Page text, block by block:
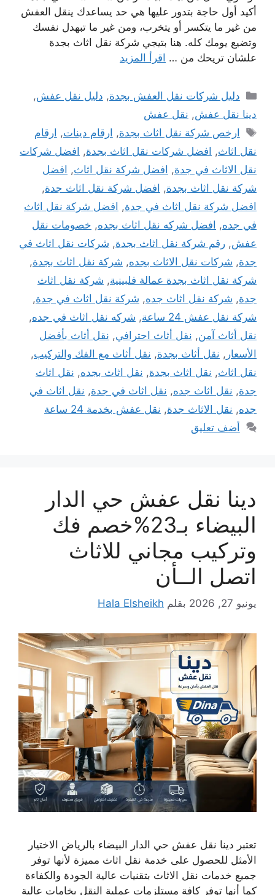
أكيد أول حاجة بتدور عليها هي حد يساعدك ينقل العفش
من غير ما يتكسر أو يتخرب، ومن غير ما تبهدل نفسك
وتضيع يومك كله. هنا بتيجي شركة نقل اثاث بجدة
علشان تريحك من … اقرأ المزيد
التصنيفات
دليل شركات نقل العفش بجدة, دليل نقل عفش,
دينا نقل عفش, نقل عفش
الوسوم
ارخص شركة نقل اثاث بجدة, ارقام دينات, ارقام
نقل اثاث, افضل شركات نقل اثاث بجدة, افضل شركات
نقل الاثاث في جدة, افضل شركة نقل اثاث, افضل
شركة نقل اثاث بجدة, افضل شركة نقل اثاث جدة,
افضل شركة نقل اثاث في جدة, افضل شركة نقل اثاث
في جده, افضل شركه نقل اثاث بجده, خصومات نقل
عفش, رقم شركة نقل اثاث بجدة, شركات نقل اثاث في
جدة, شركات نقل الاثاث بجده, شركة نقل اثاث بجدة,
شركة نقل اثاث بجدة عمالة فلبينية, شركة نقل اثاث
جدة, شركة نقل اثاث جده, شركة نقل اثاث في جدة,
شركة نقل عفش 24 ساعة
, شركه نقل اثاث في جده,
نقل أثاث آمن, نقل أثاث احترافي, نقل أثاث بأفضل
الأسعار , نقل أثاث بجدة, نقل أثاث مع الفك والتركيب,
نقل اثاث, نقل اثاث بجدة, نقل اثاث بجده, نقل اثاث
جدة, نقل اثاث جده, نقل اثاث في جدة, نقل اثاث في
جده, نقل الاثاث جدة, نقل عفش بخدمة 24 ساعة
أضف تعليق
دينا نقل عفش حي الدار
البيضاء بـ23%خصم فك
وتركيب مجاني للاثاث
اتصل الــأن
يونيو 27, 2026 بقلم Hala Elsheikh
تعتبر دينا نقل عفش حي الدار البيضاء بالرياض الاختيار
الأمثل للحصول على خدمة نقل اثاث مميزة لأنها توفر
جميع خدمات نقل الاثاث بتقنيات عالية الجودة والكفاءة
كما أنها توفر كافة مستلزمات عملية النقل بخامات عالية